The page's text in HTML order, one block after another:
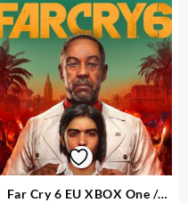
Far Cry 6 EU XBOX One /